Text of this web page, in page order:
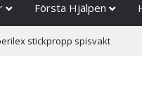
Första Hjälpen
stickpropp spisvakt